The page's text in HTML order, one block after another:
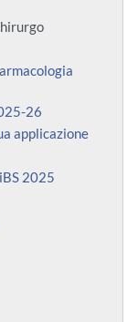
26
applicazione
2025